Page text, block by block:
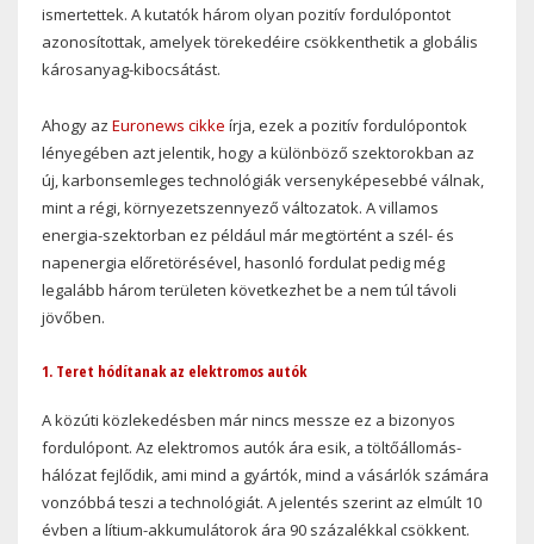
ismertettek. A kutatók három olyan pozitív fordulópontot
azonosítottak, amelyek törekedéire csökkenthetik a globális
károsanyag-kibocsátást.
Ahogy az Euronews cikke írja, ezek a pozitív fordulópontok
lényegében azt jelentik, hogy a különböző szektorokban az
új, karbonsemleges technológiák versenyképesebbé válnak,
mint a régi, környezetszennyező változatok. A villamos
energia-szektorban ez például már megtörtént a szél- és
napenergia előretörésével, hasonló fordulat pedig még
legalább három területen következhet be a nem túl távoli
jövőben.
1. Teret hódítanak az elektromos autók
A közúti közlekedésben már nincs messze ez a bizonyos
fordulópont. Az elektromos autók ára esik, a töltőállomás-
hálózat fejlődik, ami mind a gyártók, mind a vásárlók számára
vonzóbbá teszi a technológiát. A jelentés szerint az elmúlt 10
évben a lítium-akkumulátorok ára 90 százalékkal csökkent.